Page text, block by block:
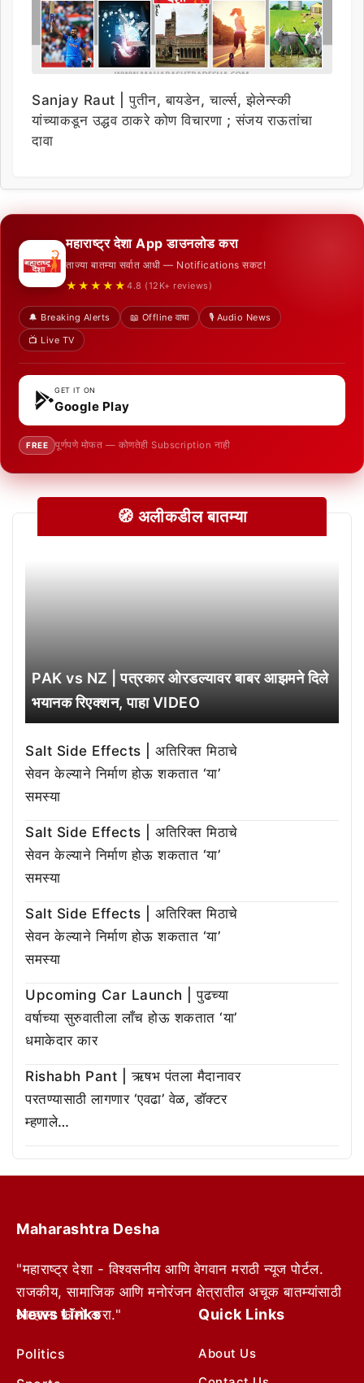
Sanjay Raut | पुतीन, बायडेन, चार्ल्स, झेलेन्स्की
यांच्याकडून उद्धव ठाकरे कोण विचारणा ; संजय राऊतांचा
दावा
महाराष्ट्र देशा App डाउनलोड करा
ताज्या बातम्या सर्वात आधी — Notifications सकट!
★★★★★ 4.8 (12K+ reviews)
🔔 Breaking Alerts 📖 Offline वाचा
🎙️ Audio News
📺 Live TV
GET IT ON
Google Play
FREE पूर्णपणे मोफत — कोणतेही Subscription नाही
🧭 अलीकडील बातम्या
PAK vs NZ | पत्रकार ओरडल्यावर बाबर आझमने दिले
भयानक रिएक्शन, पाहा VIDEO
Salt Side Effects | अतिरिक्त मिठाचे
सेवन केल्याने निर्माण होऊ शकतात ‘या’
समस्या
Salt Side Effects | अतिरिक्त मिठाचे
सेवन केल्याने निर्माण होऊ शकतात ‘या’
समस्या
Salt Side Effects | अतिरिक्त मिठाचे
सेवन केल्याने निर्माण होऊ शकतात ‘या’
समस्या
Upcoming Car Launch | पुढच्या
वर्षाच्या सुरुवातीला लाँच होऊ शकतात ‘या’
धमाकेदार कार
Rishabh Pant | ऋषभ पंतला मैदानावर
परतण्यासाठी लागणार ‘एवढा’ वेळ, डॉक्टर
म्हणाले…
Maharashtra Desha
"महाराष्ट्र देशा - विश्वसनीय आणि वेगवान मराठी न्यूज पोर्टल.
राजकीय, सामाजिक आणि मनोरंजन क्षेत्रातील अचूक बातम्यांसाठी
आम्हाला फॉलो करा."
News Links
Politics
Quick Links
About Us